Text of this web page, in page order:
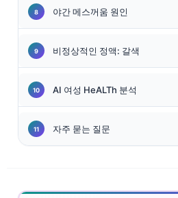
야간 메스꺼움 원인
비정상적인 정액: 갈색
AI 여성 HeALTh 분석
자주 묻는 질문